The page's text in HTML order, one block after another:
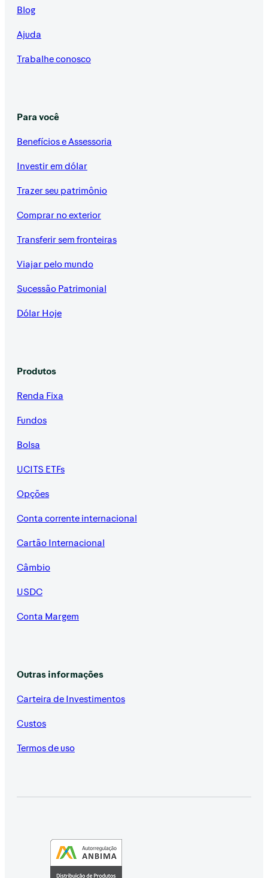
Blog
Ajuda
Trabalhe conosco
Para você
Benefícios e Assessoria
Investir em dólar
Trazer seu patrimônio
Comprar no exterior
Transferir sem fronteiras
Viajar pelo mundo
Sucessão Patrimonial
Dólar Hoje
Produtos
Renda Fixa
Fundos
Bolsa
UCITS ETFs
Opções
Conta corrente internacional
Cartão Internacional
Câmbio
USDC
Conta Margem
Outras informações
Carteira de Investimentos
Custos
Termos de uso